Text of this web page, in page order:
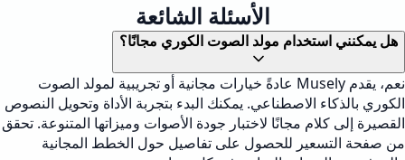
الأسئلة الشائعة
هل يمكنني استخدام مولد الصوت الكوري مجانًا؟
نعم، يقدم Musely عادةً خيارات مجانية أو تجريبية لمولد الصوت
الكوري بالذكاء الاصطناعي. يمكنك البدء بتجربة الأداة وتحويل النصوص
القصيرة إلى كلام مجانًا لاختبار جودة الأصوات وميزاتها المتنوعة. تحقق
من صفحة التسعير للحصول على تفاصيل حول الخطط المجانية